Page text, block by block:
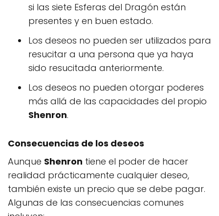
si las siete Esferas del Dragón están
presentes y en buen estado.
Los deseos no pueden ser utilizados para
resucitar a una persona que ya haya
sido resucitada anteriormente.
Los deseos no pueden otorgar poderes
más allá de las capacidades del propio
Shenron.
Consecuencias de los deseos
Aunque Shenron tiene el poder de hacer
realidad prácticamente cualquier deseo,
también existe un precio que se debe pagar.
Algunas de las consecuencias comunes